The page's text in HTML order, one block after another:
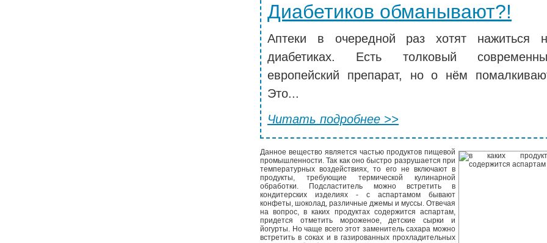
Диабетиков обманывают?!
Аптеки в очередной раз хотят нажиться
диабетиках. Есть толковый
европейский препарат, но о нём
Это...
Читать подробнее >>
Данное вещество является частью продуктов пищевой
промышленности. Так как оно быстро разрушается при
температурных воздействиях, то его не включают в
продукты, требующие термической кулинарной
обработки. Подсластитель можно встретить в
кондитерских изделиях - с аспартамом бывают
конфеты, шоколад, различные джемы и муссы. Отвечая
на вопрос, в каких продуктах содержится аспартам,
придется отметить мороженое, детские сырки и
йогурты. Но чаще всего этот заменитель сахара можно
встретить в соках и в газированных прохладительных